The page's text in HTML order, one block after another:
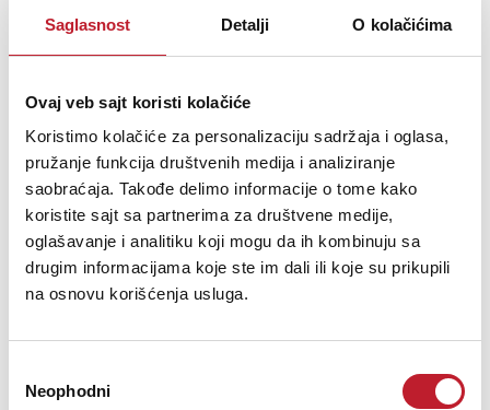
Saglasnost Detalji O kolačićima
Ovaj veb sajt koristi kolačiće
Koristimo kolačiće za personalizaciju sadržaja i oglasa,
pružanje funkcija društvenih medija i analiziranje
saobraćaja. Takođe delimo informacije o tome kako
koristite sajt sa partnerima za društvene medije,
oglašavanje i analitiku koji mogu da ih kombinuju sa
drugim informacijama koje ste im dali ili koje su prikupili
na osnovu korišćenja usluga.
сагласности
Neophodni